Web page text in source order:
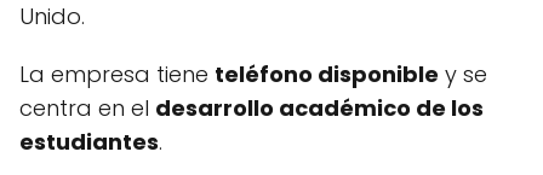
Unido.
La empresa tiene teléfono disponible y se
centra en el desarrollo académico de los
estudiantes.